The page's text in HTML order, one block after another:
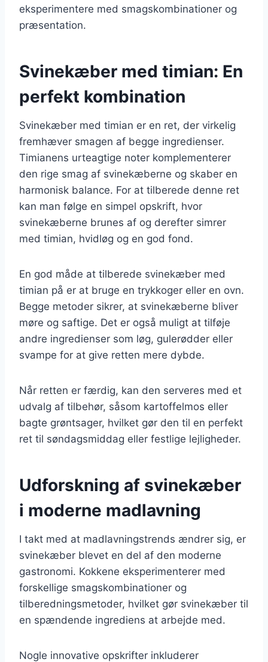
eksperimentere med smagskombinationer og
præsentation.
Svinekæber med timian: En
perfekt kombination
Svinekæber med timian er en ret, der virkelig
fremhæver smagen af begge ingredienser.
Timianens urteagtige noter komplementerer
den rige smag af svinekæberne og skaber en
harmonisk balance. For at tilberede denne ret
kan man følge en simpel opskrift, hvor
svinekæberne brunes af og derefter simrer
med timian, hvidløg og en god fond.
En god måde at tilberede svinekæber med
timian på er at bruge en trykkoger eller en ovn.
Begge metoder sikrer, at svinekæberne bliver
møre og saftige. Det er også muligt at tilføje
andre ingredienser som løg, gulerødder eller
svampe for at give retten mere dybde.
Når retten er færdig, kan den serveres med et
udvalg af tilbehør, såsom kartoffelmos eller
bagte grøntsager, hvilket gør den til en perfekt
ret til søndagsmiddag eller festlige lejligheder.
Udforskning af svinekæber
i moderne madlavning
I takt med at madlavningstrends ændrer sig, er
svinekæber blevet en del af den moderne
gastronomi. Kokkene eksperimenterer med
forskellige smagskombinationer og
tilberedningsmetoder, hvilket gør svinekæber til
en spændende ingrediens at arbejde med.
Nogle innovative opskrifter inkluderer